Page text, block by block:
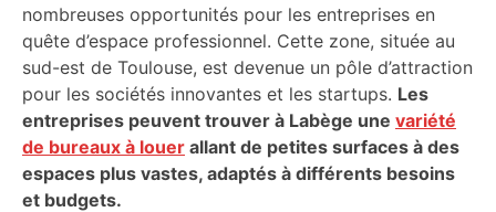
nombreuses opportunités pour les entreprises en
quête d’espace professionnel. Cette zone, située au
sud-est de Toulouse, est devenue un pôle d’attraction
pour les sociétés innovantes et les startups. Les
entreprises peuvent trouver à Labège une variété
de bureaux à louer allant de petites surfaces à des
espaces plus vastes, adaptés à différents besoins
et budgets.